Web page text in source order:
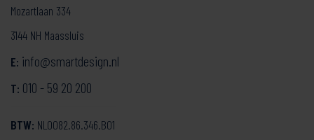
Mozartlaan 334
3144 NH Maassluis
E: info@smartdesign.nl
T: 010 - 59 20 200
BTW: NL0082.86.346.B01